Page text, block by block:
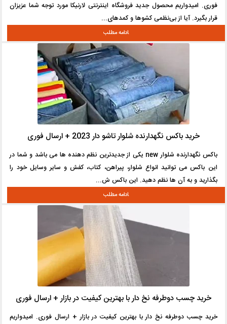
فوری. امیدواریم محصول جدید فروشگاه اینترنتی لارنیکا مورد توجه شما عزیزان
قرار بگیرد. آیا از بی‌نظمی کشوها و کمدهای...
خرید باکس نگهدارنده شلوار تاشو دار 2023 + ارسال فوری
باکس نگهدارنده شلوار new یکی از جدیدترین نظم دهنده ها می باشد و شما در
این باکس می توانید انواع شلوار، پیراهن، کتاب، کفش و سایر وسایل خود را
بگذارید و به آن ها نظم دهید. این باکس ش...
خرید چسب دوطرفه نخ دار با بهترین کیفیت در بازار + ارسال فوری
خرید چسب دوطرفه نخ دار با بهترین کیفیت در بازار + ارسال فوری. امیدواریم